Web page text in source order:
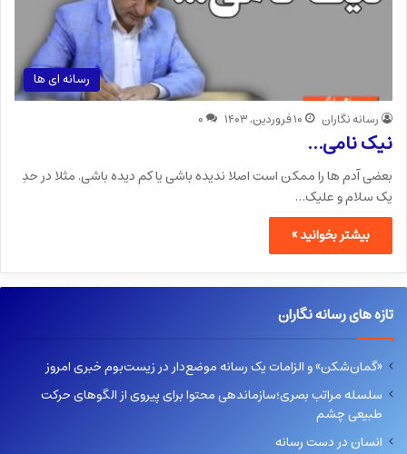
رسانه ای ها
رسانه نگاران ۱۰ فروردین, ۱۴۰۳ ۰
نیک نامی…
بعضی آدم ها را ممکن است اصلا ندیده باشی یا کم دیده باشی. مثلا در حدِ
یک سلام و علیک…
بیشتر بخوانید »
تازه های رسانه نگاران
«گمان‌شکن» و الزامات یک رسانه موضع‌دار در زیست‌بوم خبری امروز
سلسله مراتب بصری؛سازماندهی محتوا برای پیروی از الگوهای حرکت
طبیعی چشم
انسان در دست رسانه